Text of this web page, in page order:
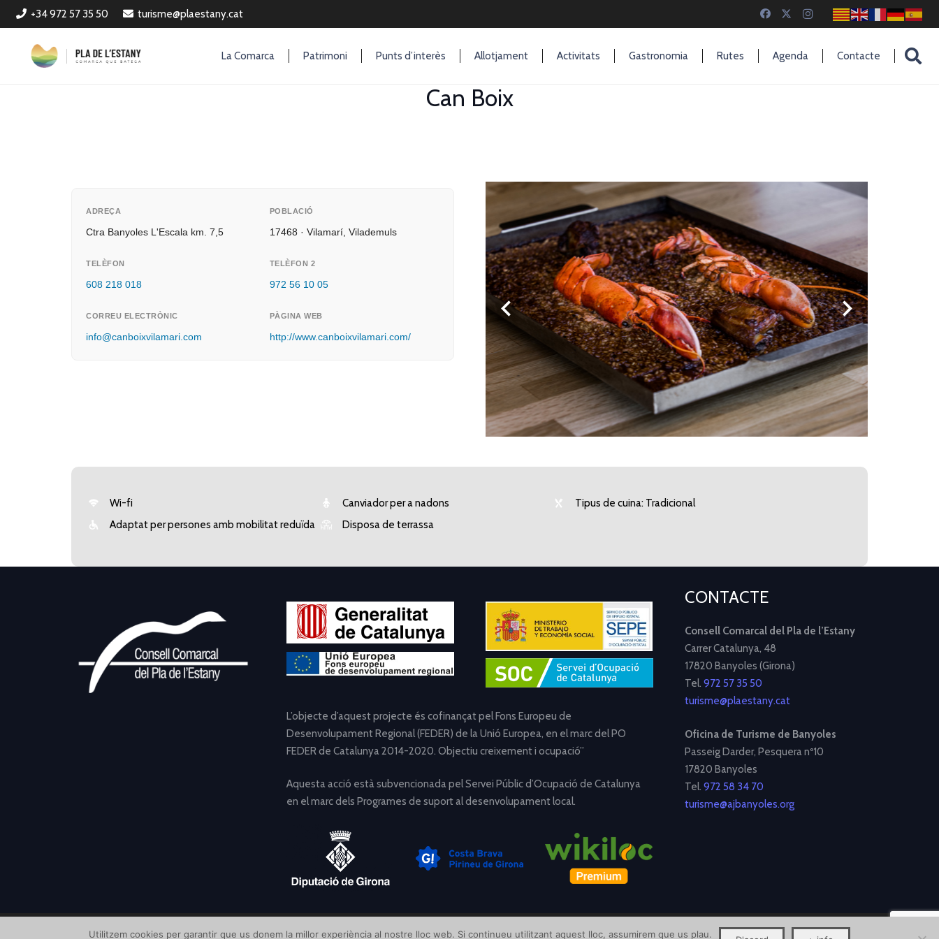
+34 972 57 35 50 turisme@plaestany.cat
La Comarca Patrimoni Punts d’interès Allotjament Activitats Gastronomia Rutes Agenda Contacte
Can Boix
ADREÇA
Ctra Banyoles L'Escala km. 7,5
POBLACIÓ
17468 · Vilamarí, Vilademuls
TELÈFON
608 218 018
TELÈFON 2
972 56 10 05
CORREU ELECTRÒNIC
info@canboixvilamari.com
PÀGINA WEB
http://www.canboixvilamari.com/
Wi-fi Canviador per a nadons
Tipus de cuina: Tradicional
Adaptat per persones amb mobilitat reduïda
Disposa de terrassa
L’objecte d’aquest projecte és cofinançat pel Fons Europeu de
Desenvolupament Regional (FEDER) de la Unió Europea, en el marc del PO
FEDER de Catalunya 2014-2020. Objectiu creixement i ocupació”
Aquesta acció està subvencionada pel Servei Públic d’Ocupació de Catalunya
en el marc dels Programes de suport al desenvolupament local.
CONTACTE
Consell Comarcal del Pla de l’Estany
Carrer Catalunya, 48
17820 Banyoles (Girona)
Tel. 972 57 35 50
turisme@plaestany.cat
Oficina de Turisme de Banyoles
Passeig Darder, Pesquera nº10
17820 Banyoles
Tel. 972 58 34 70
turisme@ajbanyoles.org
Utilitzem cookies per garantir que us donem la millor experiència al nostre lloc web. Si continueu utilitzant aquest lloc, assumirem que us plau.